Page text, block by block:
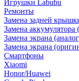
Игрушки Labubu
Ремонты
Замена задней
Замена
Замена экрана
Замена экрана
Смартфоны
Xiaomi
Honor/Huawei